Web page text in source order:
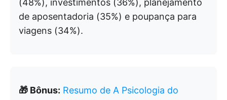
(48%), investimentos (36%), planejamento
de aposentadoria (35%) e poupança para
viagens (34%).
🎁 Bônus: Resumo de A Psicologia do